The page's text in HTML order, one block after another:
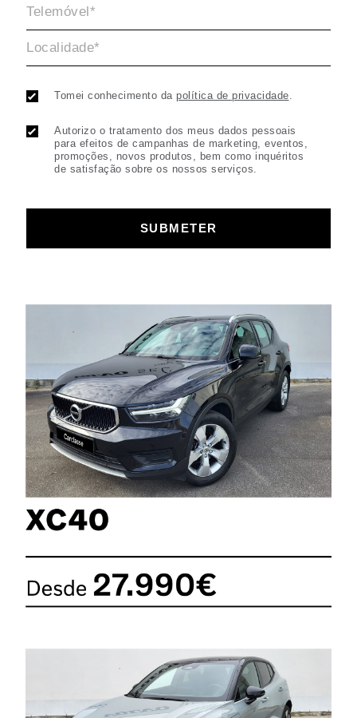
Tomei conhecimento da política de privacidade.
Autorizo o tratamento dos meus dados pessoais
para efeitos de campanhas de marketing, eventos,
promoções, novos produtos, bem como inquéritos
de satisfação sobre os nossos serviços.